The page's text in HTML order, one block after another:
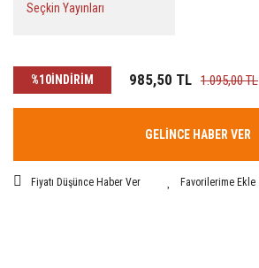
Seçkin Yayınları
%10İNDİRİM 985,50 TL 1.095,00 TL
GELİNCE HABER VER
Fiyatı Düşünce Haber Ver